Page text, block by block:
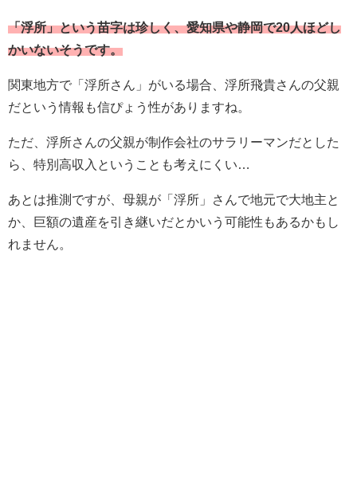
「浮所」という苗字は珍しく、愛知県や静岡で20人ほどし
かいないそうです。
関東地方で「浮所さん」がいる場合、浮所飛貴さんの父親
だという情報も信ぴょう性がありますね。
ただ、浮所さんの父親が制作会社のサラリーマンだとした
ら、特別高収入ということも考えにくい…
あとは推測ですが、母親が「浮所」さんで地元で大地主と
か、巨額の遺産を引き継いだとかいう可能性もあるかもし
れません。